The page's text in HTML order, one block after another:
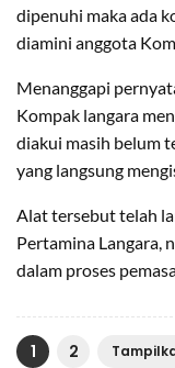
dipenuhi maka ada
diamini anggota
Menanggapi
Kompak langara
diakui masih belum
yang langsung
Alat tersebut telah
Pertamina Langara,
dalam proses
1 2